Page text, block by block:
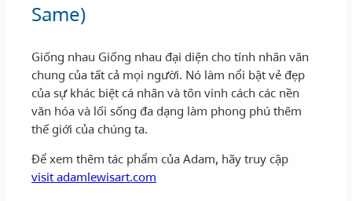
Same)
Giống nhau Giống nhau đại diện cho tính nhân văn
chung của tất cả mọi người. Nó làm nổi bật vẻ đẹp
của sự khác biệt cá nhân và tôn vinh cách các nền
văn hóa và lối sống đa dạng làm phong phú thêm
thế giới của chúng ta.
Để xem thêm tác phẩm của Adam, hãy truy cập
visit adamlewisart.com